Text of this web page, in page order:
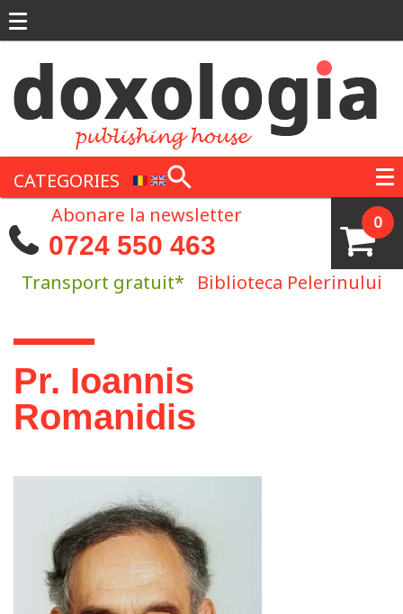
CATEGORIES
0
Abonare la newsletter
0724 550 463
Transport gratuit* Biblioteca Pelerinului
You are here
Pr. Ioannis
Romanidis